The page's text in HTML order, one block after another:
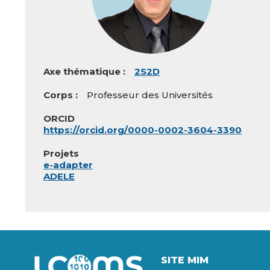
Axe thématique 2S2D
Corps Professeur des Universités
ORCID
https://orcid.org/0000-0002-3604-3390
Projets
e-adapter
ADELE
Image SITE MIM